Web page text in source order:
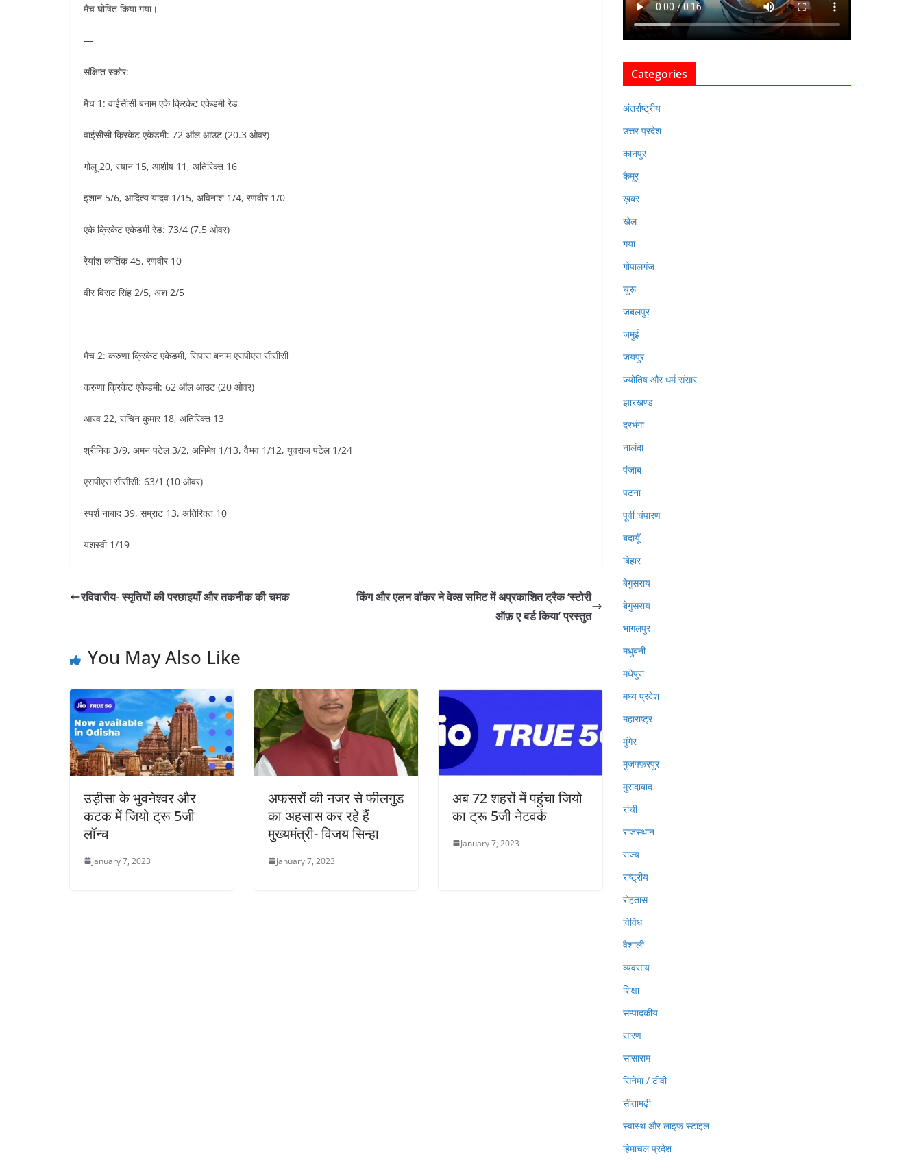
मैच घोषित किया गया।
—
संक्षिप्त स्कोर:
मैच 1: वाईसीसी बनाम एके क्रिकेट एकेडमी रेड
वाईसीसी क्रिकेट एकेडमी: 72 ऑल आउट (20.3 ओवर)
गोलू 20, रयान 15, आशीष 11, अतिरिक्त 16
इशान 5/6, आदित्य यादव 1/15, अविनाश 1/4, रणवीर 1/0
एके क्रिकेट एकेडमी रेड: 73/4 (7.5 ओवर)
रेयांश कार्तिक 45, रणवीर 10
वीर विराट सिंह 2/5, अंश 2/5
मैच 2: करुणा क्रिकेट एकेडमी, सिपारा बनाम एसपीएस सीसीसी
करुणा क्रिकेट एकेडमी: 62 ऑल आउट (20 ओवर)
आरव 22, सचिन कुमार 18, अतिरिक्त 13
श्रीनिक 3/9, अमन पटेल 3/2, अनिमेष 1/13, वैभव 1/12, युवराज पटेल 1/24
एसपीएस सीसीसी: 63/1 (10 ओवर)
स्पर्श नाबाद 39, सम्राट 13, अतिरिक्त 10
यशस्वी 1/19
रविवारीय- स्मृतियों की परछाइयाँ और तकनीक की चमक
किंग और एलन वॉकर ने वेव्स समिट में अप्रकाशित ट्रैक ‘स्टोरी
ऑफ़ ए बर्ड किया’ प्रस्तुत
You May Also Like
उड़ीसा के भुवनेश्वर और
कटक में जियो ट्रू 5जी
लॉन्च
January 7, 2023
अफसरों की नजर से फीलगुड
का अहसास कर रहे हैं
मुख्यमंत्री- विजय सिन्हा
January 7, 2023
अब 72 शहरों में पहुंचा जियो
का ट्रू 5जी नेटवर्क
January 7, 2023
Categories
अंतर्राष्ट्रीय
उत्तर प्रदेश
कानपुर
कैमूर
ख़बर
खेल
गया
गोपालगंज
चुरू
जबलपुर
जमुई
जयपुर
ज्योतिष और धर्म संसार
झारखण्ड
दरभंगा
नालंदा
पंजाब
पटना
पूर्वी चंपारण
बदायूँ
बिहार
बेगुसराय
बेगुसराय
भागलपुर
मधुबनी
मधेपुरा
मध्य प्रदेश
महाराष्ट्र
मुंगेर
मुजफ्फ़रपुर
मुरादाबाद
रांची
राजस्थान
राज्य
राष्ट्रीय
रोहतास
विविध
वैशाली
व्यवसाय
शिक्षा
सम्पादकीय
सारण
सासाराम
सिनेमा / टीवी
सीतामढ़ी
स्वास्थ और लाइफ स्टाइल
हिमाचल प्रदेश